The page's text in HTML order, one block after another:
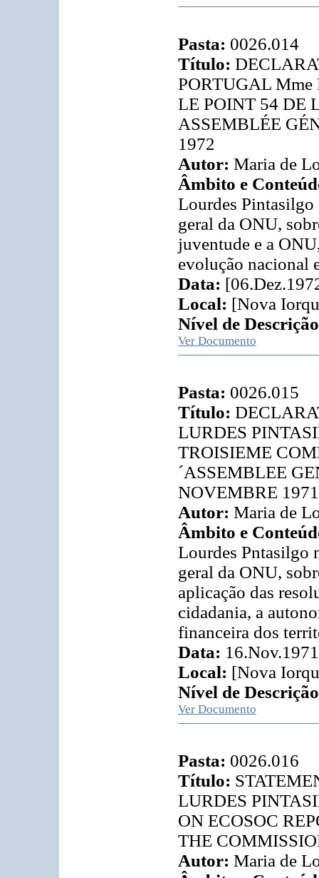
Pasta: 0026.014
Título:
PORTUGAL
LE POINT 54 DE
ASSEMBLÉE
1972
Autor: Maria de
Âmbito e
Lourdes Pintasilgo
geral da ONU,
juventude e a
evolução nacional
Data:
Local: [Nova
Nível de
Ver Documento
Pasta: 0026.015
Título:
LURDES
TROISIEME
´ASSEMBLEE
NOVEMBRE 1971
Autor: Maria de
Âmbito e
Lourdes Pntasilgo
geral da ONU,
aplicação das
cidadania, a
financeira dos
Data: 16.Nov.1971
Local: [Nova
Nível de
Ver Documento
Pasta: 0026.016
Título:
LURDES
ON ECOSOC
THE
Autor: Maria de